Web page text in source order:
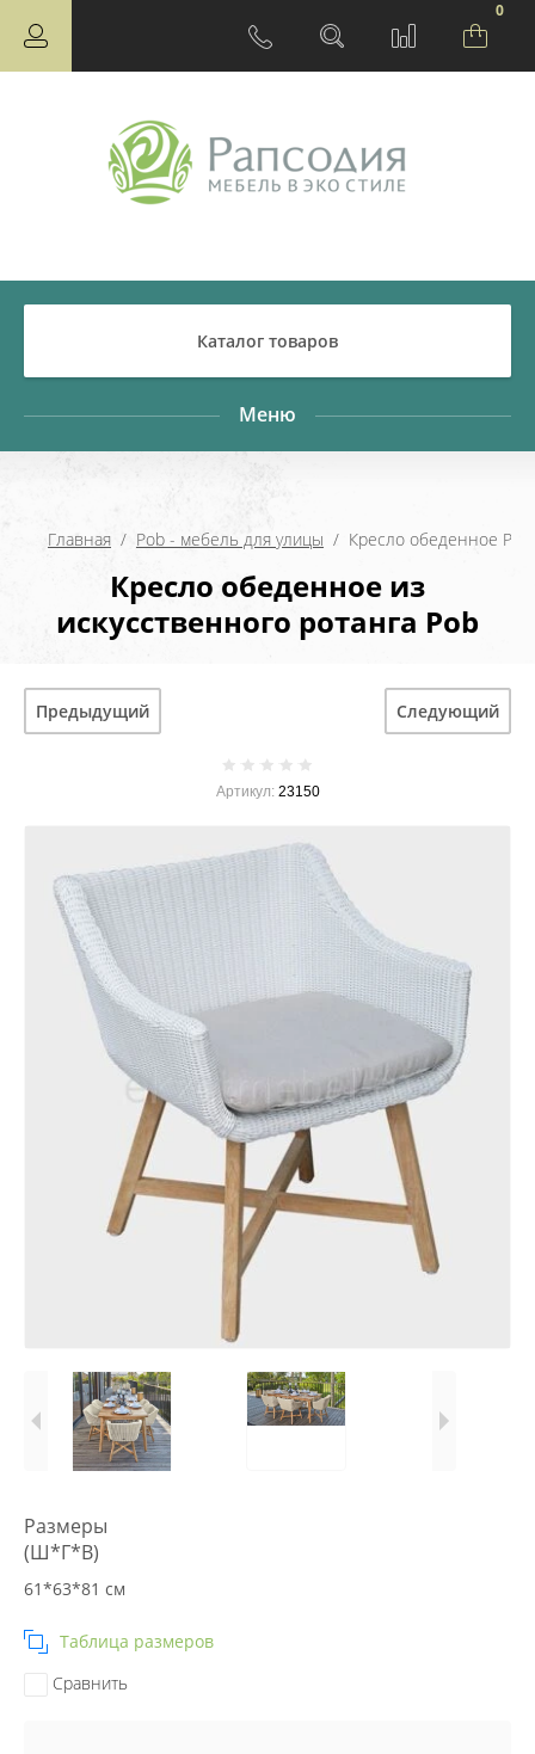
0
Каталог товаров
Меню
Главная
  /
Pob - мебель для улицы
  /  Кресло обеденное Pob
Кресло обеденное из
искусственного ротанга Pob
Предыдущий Следующий
Артикул:23150
Размеры
(Ш*Г*В)
61*63*81 см
Таблица размеров
Сравнить